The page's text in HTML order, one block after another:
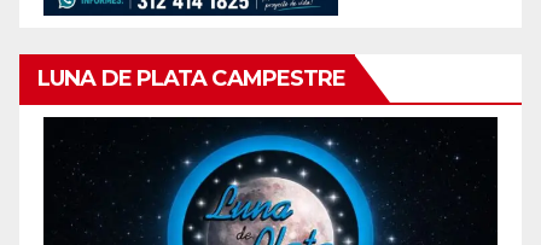
LUNA DE PLATA CAMPESTRE